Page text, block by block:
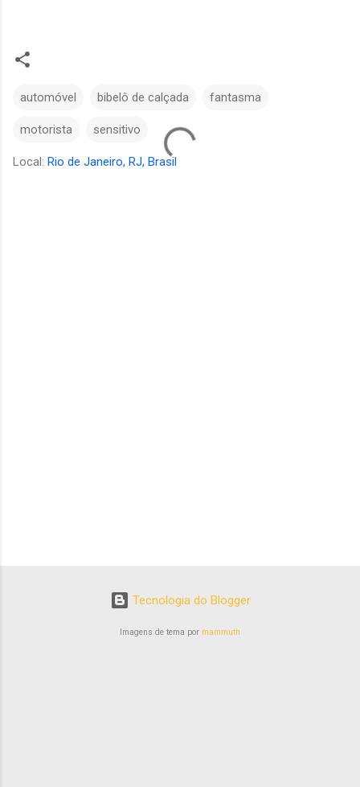
automóvel bibelô de calçada fantasma
motorista sensitivo
Local: Rio de Janeiro, RJ, Brasil
Tecnologia do Blogger
Imagens de tema por mammuth